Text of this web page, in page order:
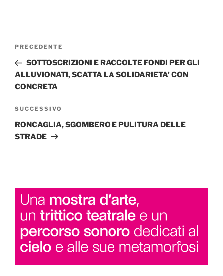
Navigazione
Articolo
precedente:
PRECEDENTE
SOTTOSCRIZIONI E RACCOLTE FONDI PER GLI
ALLUVIONATI, SCATTA LA SOLIDARIETA’ CON
CONCRETA
Articolo
successivo
SUCCESSIVO
RONCAGLIA, SGOMBERO E PULITURA DELLE
STRADE